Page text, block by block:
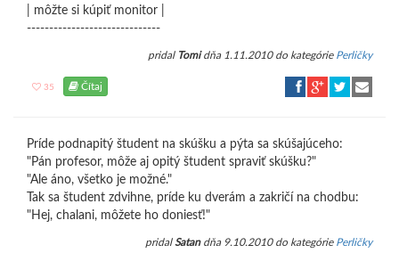
| môžte si kúpiť monitor |
------------------------------
pridal Tomidňa 1.11.2010 do kategórie Perličky
35 Čítaj
Príde podnapitý študent na skúšku a pýta sa skúšajúceho:
"Pán profesor, môže aj opitý študent spraviť skúšku?"
"Ale áno, všetko je možné."
Tak sa študent zdvihne, príde ku dverám a zakričí na chodbu:
"Hej, chalani, môžete ho doniesť!"
pridalSatandňa 9.10.2010 do kategórie Perličky